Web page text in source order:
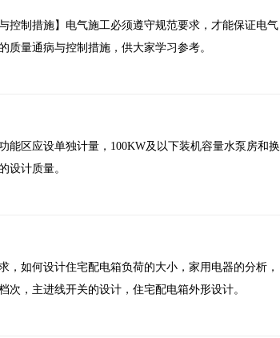
控制措施】电气施工必须遵守规范要求，才能保证电气
量通病与控制措施，供大家学习参考。
能区应设单独计量，100KW及以下装机容量水泵房和换
设计质量。
，如何设计住宅配电箱负荷的大小，家用电器的分析，
，主进线开关的设计，住宅配电箱外形设计。